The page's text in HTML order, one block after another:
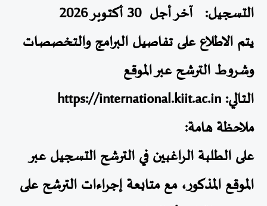
التسجيل: آخر أجل 30 أكتوبر 2026
يتم الاطلاع على تفاصيل البرامج والتخصصات
وشروط الترشح عبر الموقع
التالي:https://international.kiit.ac.in
ملاحظة هامة:
على الطلبة الراغبين في الترشح التسجيل عبر
الموقع المذكور، مع متابعة إجراءات الترشح على